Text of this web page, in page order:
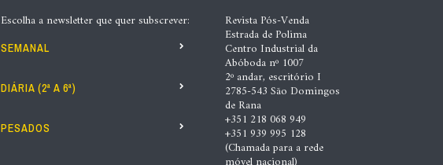
exclusiva da Laufenn em Portugal
Paulo Homem
Acionistas da AkzoNobel e da Axalta
6 Ago. 2026 | Paulo Homem
Escolha a newsletter que quer subscrever:
SEMANAL
DIÁRIA (2ª A 6ª)
PESADOS
Revista Pós-Venda
Estrada de Polima
Centro Industrial da
Abóboda nº 1007
2º andar, escritório I
2785-543 São Domingos
de Rana
+351 218 068 949
+351 939 995 128
(Chamada para a rede